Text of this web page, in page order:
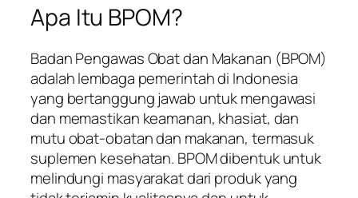
Apa Itu BPOM?
Badan Pengawas Obat dan Makanan (BPOM)
adalah lembaga pemerintah di Indonesia
yang bertanggung jawab untuk mengawasi
dan memastikan keamanan, khasiat, dan
mutu obat-obatan dan makanan, termasuk
suplemen kesehatan. BPOM dibentuk untuk
melindungi masyarakat dari produk yang